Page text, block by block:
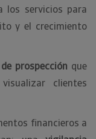
los servicios para
y el crecimiento
prospección que
clientes
financieros a